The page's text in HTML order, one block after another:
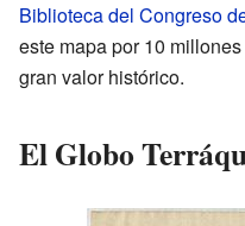
Biblioteca del Congreso
este mapa por 10
gran valor histórico.
El Globo